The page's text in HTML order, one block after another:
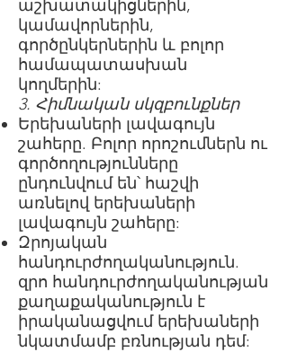
աշխատակիցներին,
կամավորներին,
գործընկերներին և բոլոր
համապատասխան
կողմերին:
3. Հիմնական սկզբունքներ
Երեխաների լավագույն
շահերը. Բոլոր որոշումներն ու
գործողությունները
ընդունվում են՝ հաշվի
առնելով երեխաների
լավագույն շահերը:
Զրոյական
հանդուրժողականություն.
զրո հանդուրժողականության
քաղաքականություն է
իրականացվում երեխաների
նկատմամբ բռնության դեմ: